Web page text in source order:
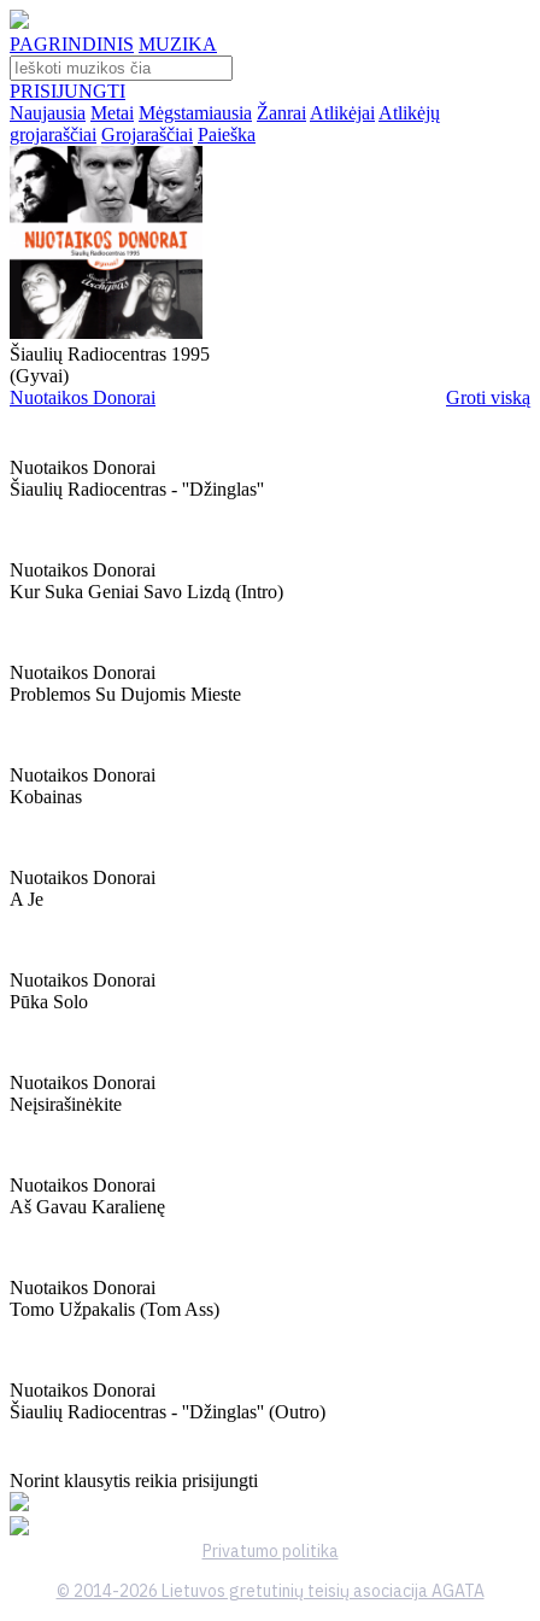
PAGRINDINIS MUZIKA
PRISIJUNGTI
Naujausia Metai Mėgstamiausia Žanrai Atlikėjai Atlikėjų
grojaraščiai Grojaraščiai Paieška
Šiaulių Radiocentras 1995
(Gyvai)
Nuotaikos Donorai
Groti viską
Nuotaikos Donorai
Šiaulių Radiocentras - ''džinglas''
Nuotaikos Donorai
Kur Suka Geniai Savo Lizdą (intro)
Nuotaikos Donorai
Problemos Su Dujomis Mieste
Nuotaikos Donorai
Kobainas
Nuotaikos Donorai
A Je
Nuotaikos Donorai
Pūka Solo
Nuotaikos Donorai
Neįsirašinėkite
Nuotaikos Donorai
Aš Gavau Karalienę
Nuotaikos Donorai
Tomo Užpakalis (tom Ass)
Nuotaikos Donorai
Šiaulių Radiocentras - ''džinglas'' (outro)
Norint klausytis reikia prisijungti
Privatumo politika
© 2014-2026 Lietuvos gretutinių teisių asociacija AGATA